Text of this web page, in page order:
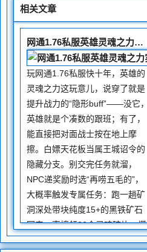
相关文章
网通1.76私服英雄灵魂之力实用获取路径指南
玩网通1.76私服快十年，英雄的
灵魂之力这玩意儿，说穿了就是
提升战力的“隐形buff”——没它，
英雄就是个凑数的跟班；有了，
能直接把对面战士按在地上摩
擦。白嫖天花板当属王城诏令的
隐藏分支。别交完任务就溜，
NPC递奖励时选“再唠五毛的”，
大概率触发专属任务：跑一趟矿
洞深处带块纯度15+的黑铁矿石
回来，直接领20个灵魂碎片。攒